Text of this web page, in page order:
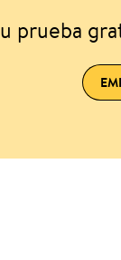
prueba